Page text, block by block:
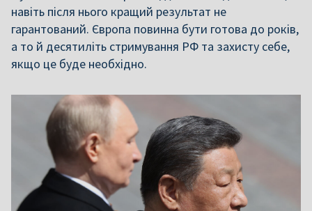
навіть після нього кращий результат не
гарантований. Європа повинна бути готова до років,
а то й десятиліть стримування РФ та захисту себе,
якщо це буде необхідно.